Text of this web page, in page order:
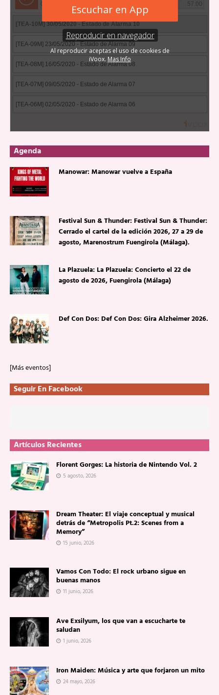
Agenda
Manowar: Manowar vuelve a España
Festival Sun & Thunder: Festival Sun & Thunder:
Cerrado el cartel de la edición 2026, 27 a 29 de
agosto, Marenostrum Fuengirola (Málaga).
La Plazuela: La Plazuela: Concierto el 22 de
agosto de 2026, Fuengirola (Málaga)
Def Con Dos: Def Con Dos: Gira Alzheimer 2026.
[Más eventos]
Seguir En Facebook
Artículos Recientes
Florent Gorges: La historia de Nintendo Vol. 2
5 agosto, 2026
Dream Theater: El viaje conceptual y musical
detrás de “Metropolis Pt.2: Scenes from a
Memory”
15 junio, 2026
Vamos Con Todo: El rock urbano sigue en
buenas manos
11 junio, 2026
Ave Exsilyum, los que van a escucharte te
saludan
1 junio, 2026
Iron Maiden: Música y arte que forjaron un mito
24 mayo, 2026